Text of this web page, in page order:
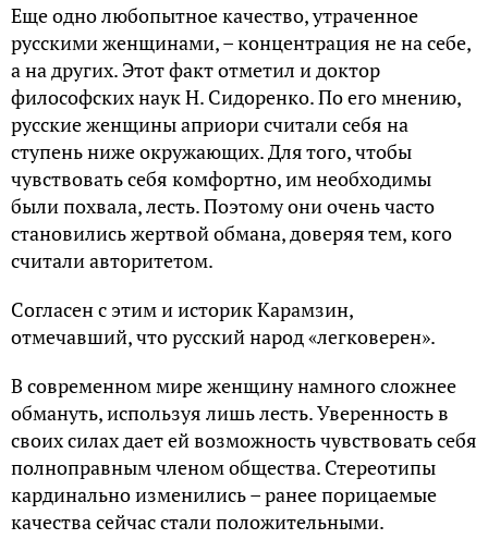
Еще одно любопытное качество, утраченное
русскими женщинами, – концентрация не на себе,
а на других. Этот факт отметил и доктор
философских наук Н. Сидоренко. По его мнению,
русские женщины априори считали себя на
ступень ниже окружающих. Для того, чтобы
чувствовать себя комфортно, им необходимы
были похвала, лесть. Поэтому они очень часто
становились жертвой обмана, доверяя тем, кого
считали авторитетом.
Согласен с этим и историк Карамзин,
отмечавший, что русский народ «легковерен».
В современном мире женщину намного сложнее
обмануть, используя лишь лесть. Уверенность в
своих силах дает ей возможность чувствовать себя
полноправным членом общества. Стереотипы
кардинально изменились – ранее порицаемые
качества сейчас стали положительными.